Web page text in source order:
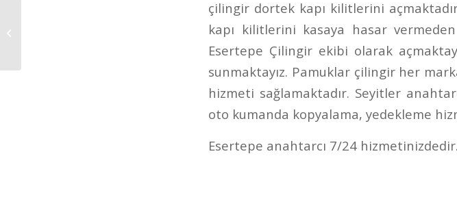
çilingir dortek kapı kilitlerini
kapı kilitlerini kasaya hasar
Esertepe Çilingir ekibi olarak
sunmaktayız. Pamuklar çilingir her
hizmeti sağlamaktadır. Seyitler
oto kumanda kopyalama, yedekleme
Esertepe anahtarcı 7/24